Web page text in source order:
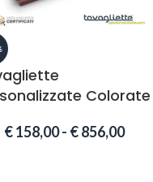
Colorate
€158,00- €856,00